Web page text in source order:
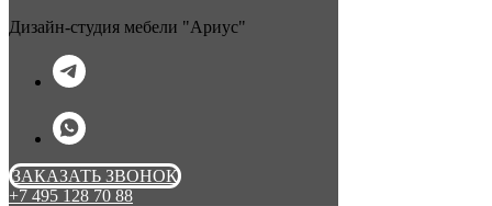
Дизайн-студия мебели "Ариус"
ЗАКАЗАТЬ ЗВОНОК
+7 495 128 70 88